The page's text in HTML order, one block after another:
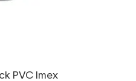
PVC Imex